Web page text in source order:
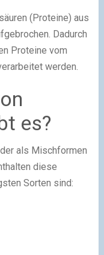
(Proteine) aus
Dadurch
Proteine vom
werden.
es?
als Mischformen
diese
Sorten sind: